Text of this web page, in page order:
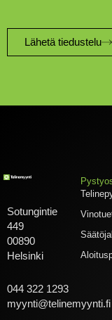
Lähetä tiedustelu
Sotungintie
449
00890
Helsinki
044 322 1293
myynti@telinemyynti.fi